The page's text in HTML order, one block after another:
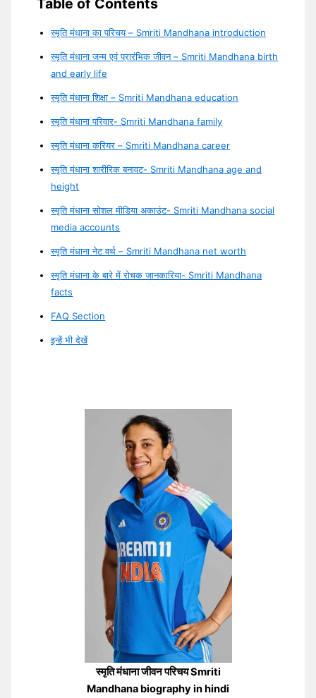
Table of Contents
स्मृति मंधाना का परिचय – Smriti Mandhana introduction
स्मृति मंधाना जन्म एवं प्रारंभिक जीवन – Smriti Mandhana birth
and early life
स्मृति मंधाना शिक्षा – Smriti Mandhana education
स्मृति मंधाना परिवार- Smriti Mandhana family
स्मृति मंधाना करियर – Smriti Mandhana career
स्मृति मंधाना शारीरिक बनावट- Smriti Mandhana age and
height
स्मृति मंधाना सोशल मीडिया अकाउंट- Smriti Mandhana social
media accounts
स्मृति मंधाना नेट वर्थ – Smriti Mandhana net worth
स्मृति मंधाना के बारे में रोचक जानकारिया- Smriti Mandhana
facts
FAQ Section
इन्हें भी देखें
स्मृति मंधाना जीवन परिचय Smriti
Mandhana biography in hindi